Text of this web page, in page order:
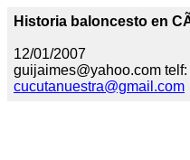
Historia baloncesto en
12/01/2007
guijaimes@yahoo.com
cucutanuestra@gmail.com